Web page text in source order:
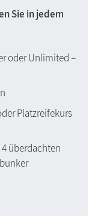
Sie in jedem
oder Unlimited –
Platzreifekurs
überdachten